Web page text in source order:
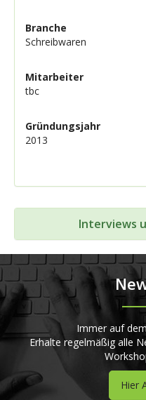
Branche
Schreibwaren
Mitarbeiter
tbc
Gründungsjahr
2013
Interviews
Immer auf
Erhalte regelmäßig alle
Hier